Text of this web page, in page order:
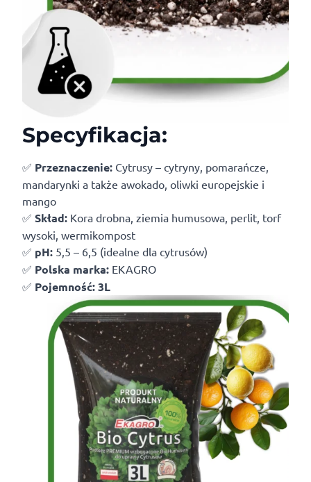
Specyfikacja:
✅ Przeznaczenie: Cytrusy – cytryny, pomarańcze,
mandarynki a także awokado, oliwki europejskie i
mango
✅ Skład: Kora drobna, ziemia humusowa, perlit, torf
wysoki, wermikompost
✅ pH: 5,5 – 6,5 (idealne dla cytrusów)
✅ Polska marka: EKAGRO
✅ Pojemność: 3L